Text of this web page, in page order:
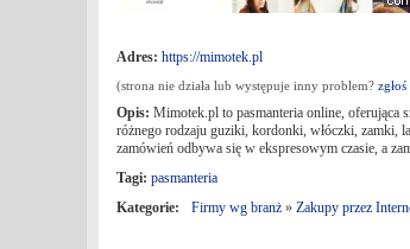
Adres: https://mimotek.pl
(strona nie działa lub występuje inny problem?
Opis: Mimotek.pl to pasmanteria online, oferująca
różnego rodzaju guziki, kordonki, włóczki, zamki,
zamówień odbywa się w ekspresowym czasie, a
Tagi: pasmanteria
Kategorie:
Firmy wg branż » Zakupy przez